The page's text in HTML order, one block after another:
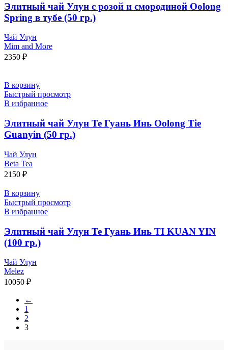
Элитный чай Улун с розой и смородиной Oolong
Spring в тубе (50 гр.)
Чай Улун
Mim and More
2350 ₽
В корзину
Быстрый просмотр
В избранное
Элитный чай Улун Те Гуань Инь Oolong Tie
Guanyin (50 гр.)
Чай Улун
Beta Tea
2150 ₽
В корзину
Быстрый просмотр
В избранное
Элитный чай Улун Те Гуань Инь TI KUAN YIN
(100 гр.)
Чай Улун
Melez
10050 ₽
←
1
2
3